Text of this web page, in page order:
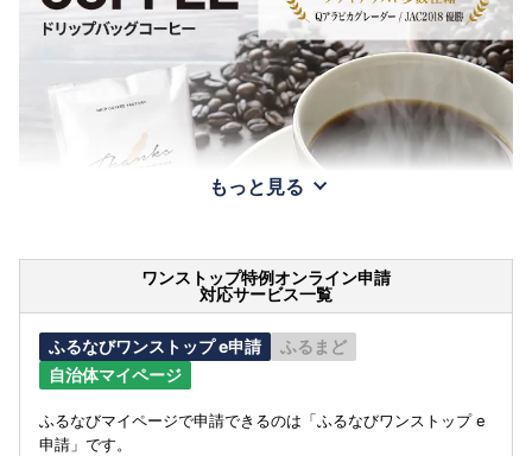
もっと見る
ワンストップ特例オンライン申請
対応サービス一覧
ふるなびワンストップ e申請
ふるまど
自治体マイページ
ふるなびマイページで申請できるのは「ふるなびワンストップ e
申請」です。